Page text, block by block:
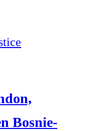
Bosnie-